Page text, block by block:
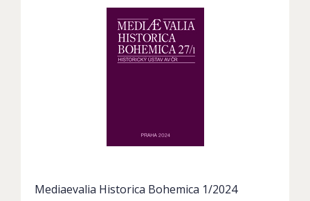
Mediaevalia Historica Bohemica 1/2024